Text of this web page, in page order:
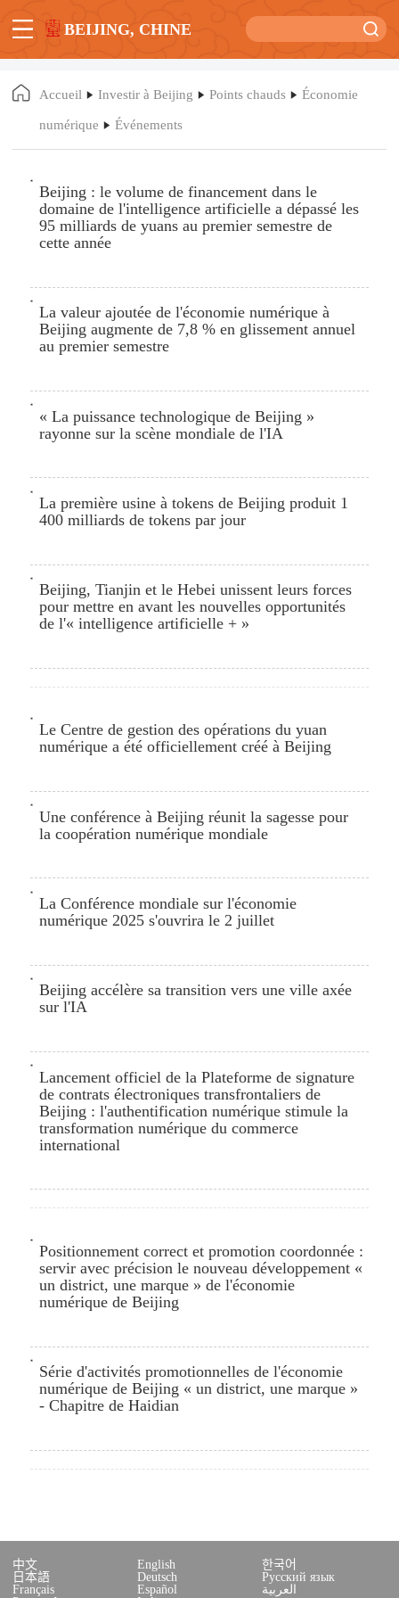
BEIJING, CHINE
Accueil Investir à Beijing Points chauds
Économie
numérique
Événements
Beijing : le volume de financement dans le
domaine de l'intelligence artificielle a dépassé les
95 milliards de yuans au premier semestre de
cette année
La valeur ajoutée de l'économie numérique à
Beijing augmente de 7,8 % en glissement annuel
au premier semestre
« La puissance technologique de Beijing »
rayonne sur la scène mondiale de l'IA
La première usine à tokens de Beijing produit 1
400 milliards de tokens par jour
Beijing, Tianjin et le Hebei unissent leurs forces
pour mettre en avant les nouvelles opportunités
de l'« intelligence artificielle + »
Le Centre de gestion des opérations du yuan
numérique a été officiellement créé à Beijing
Une conférence à Beijing réunit la sagesse pour
la coopération numérique mondiale
La Conférence mondiale sur l'économie
numérique 2025 s'ouvrira le 2 juillet
Beijing accélère sa transition vers une ville axée
sur l'IA
Lancement officiel de la Plateforme de signature
de contrats électroniques transfrontaliers de
Beijing : l'authentification numérique stimule la
transformation numérique du commerce
international
Positionnement correct et promotion coordonnée :
servir avec précision le nouveau développement «
un district, une marque » de l'économie
numérique de Beijing
Série d'activités promotionnelles de l'économie
numérique de Beijing « un district, une marque »
- Chapitre de Haidian
中文 English
한국어
日本語
Deutsch
Русский язык
Français
Español
العربية